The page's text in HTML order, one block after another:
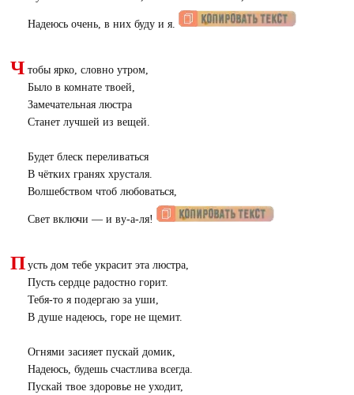
Надеюсь очень, в них буду и я.
Ч тобы ярко, словно утром,
Было в комнате твоей,
Замечательная люстра
Станет лучшей из вещей.
Будет блеск переливаться
В чётких гранях хрусталя.
Волшебством чтоб любоваться,
Свет включи — и ву-а-ля!
П усть дом тебе украсит эта люстра,
Пусть сердце радостно горит.
Тебя-то я подергаю за уши,
В душе надеюсь, горе не щемит.
Огнями засияет пускай домик,
Надеюсь, будешь счастлива всегда.
Пускай твое здоровье не уходит,